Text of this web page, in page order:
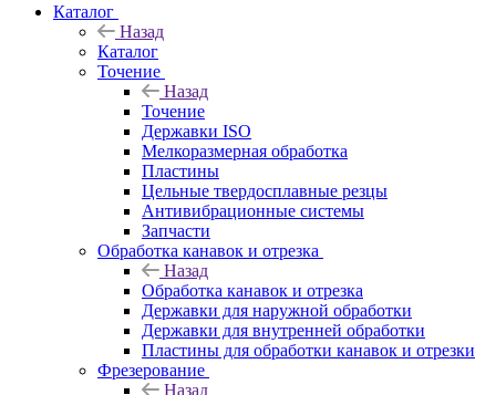
Каталог
Назад
Каталог
Точение
Назад
Точение
Державки ISO
Мелкоразмерная обработка
Пластины
Цельные твердосплавные резцы
Антивибрационные системы
Запчасти
Обработка канавок и отрезка
Назад
Обработка канавок и отрезка
Державки для наружной обработки
Державки для внутренней обработки
Пластины для обработки канавок и отрезки
Фрезерование
Назад